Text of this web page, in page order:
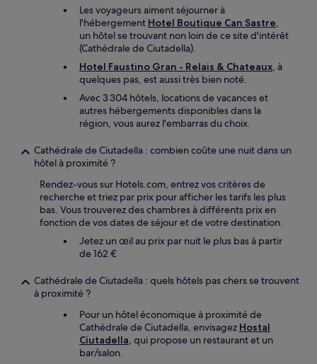
Les voyageurs aiment séjourner à
l'hébergement Hotel Boutique Can Sastre,
un hôtel se trouvant non loin de ce site d'intérêt
(Cathédrale de Ciutadella).
Hotel Faustino Gran - Relais & Chateaux, à
quelques pas, est aussi très bien noté.
Avec 3 304 hôtels, locations de vacances et
autres hébergements disponibles dans la
région, vous aurez l'embarras du choix.
Cathédrale de Ciutadella : combien coûte une nuit dans un
hôtel à proximité ?
Rendez-vous sur Hotels.com, entrez vos critères de
recherche et triez par prix pour afficher les tarifs les plus
bas. Vous trouverez des chambres à différents prix en
fonction de vos dates de séjour et de votre destination.
Jetez un œil au prix par nuit le plus bas à partir
de 162 €
Cathédrale de Ciutadella : quels hôtels pas chers se trouvent
à proximité ?
Pour un hôtel économique à proximité de
Cathédrale de Ciutadella, envisagez Hostal
Ciutadella, qui propose un restaurant et un
bar/salon.